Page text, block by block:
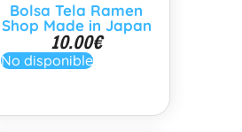
Bolsa Tela Ramen
Shop Made in Japan
10.00€
No disponible